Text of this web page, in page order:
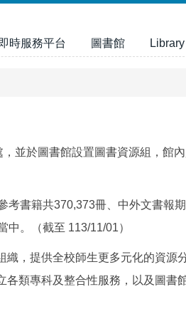
時服務平台 圖書館
並於圖書館設置圖書資源組，館
書籍共370,373冊、中外文書報
。（截至 113/11/01）
，提供全校師生更多元化的資
類專科及整合性服務，以及圖書